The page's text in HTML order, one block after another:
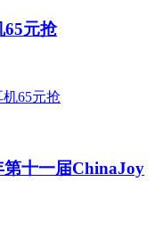
65元抢
第十一届ChinaJoy